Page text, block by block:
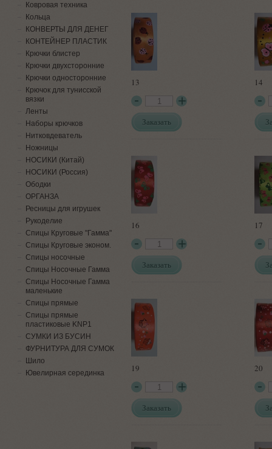
13
Заказать
14
16
Заказать
17
19
Заказать
20
Ковровая техника
Кольца
КОНВЕРТЫ ДЛЯ ДЕНЕГ
КОНТЕЙНЕР ПЛАСТИК
Крючки блистер
Крючки двухсторонние
Крючки односторонние
Крючок для тунисской
вязки
Ленты
Наборы крючков
Нитковдеватель
Ножницы
НОСИКИ (Китай)
НОСИКИ (Россия)
Ободки
ОРГАНЗА
Ресницы для игрушек
Рукоделие
Спицы Круговые "Гамма"
Спицы Круговые эконом.
Спицы носочные
Спицы Носочные Гамма
Спицы Носочные Гамма
маленькие
Спицы прямые
Спицы прямые
пластиковые KNP1
СУМКИ ИЗ БУСИН
ФУРНИТУРА ДЛЯ СУМОК
Шило
Ювелирная серединка